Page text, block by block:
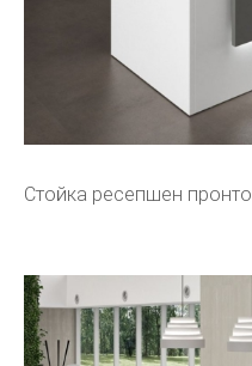
Стойка ресепшен пронто